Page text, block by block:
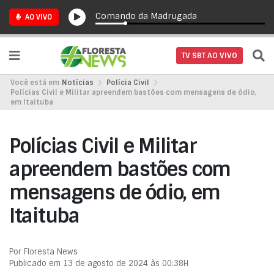
AO VIVO Comando da Madrugada
TV SBT AO VIVO
Você está em Notícias
Polícia Civil
Polícias Civil e Militar apreendem bastões com mensagens de ódio,
em Itaituba
Polícias Civil e Militar
apreendem bastões com
mensagens de ódio, em
Itaituba
Por Floresta News
Publicado em 13 de agosto de 2024 às 00:38H